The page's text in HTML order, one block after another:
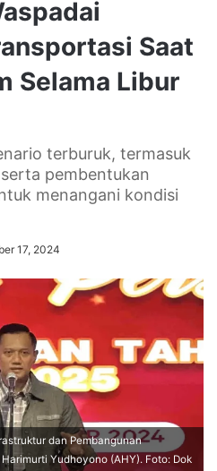
Saat
Selama Libur
terburuk, termasuk
pembentukan
menangani kondisi
17, 2024
dan Pembangunan
Yudhoyono (AHY). Foto: Dok